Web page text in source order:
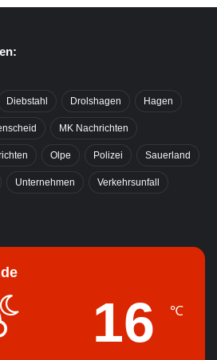
Diebstahl Drolshagen Hagen
MK Nachrichten
Olpe Polizei Sauerland
Unternehmen Verkehrsunfall
16 ℃